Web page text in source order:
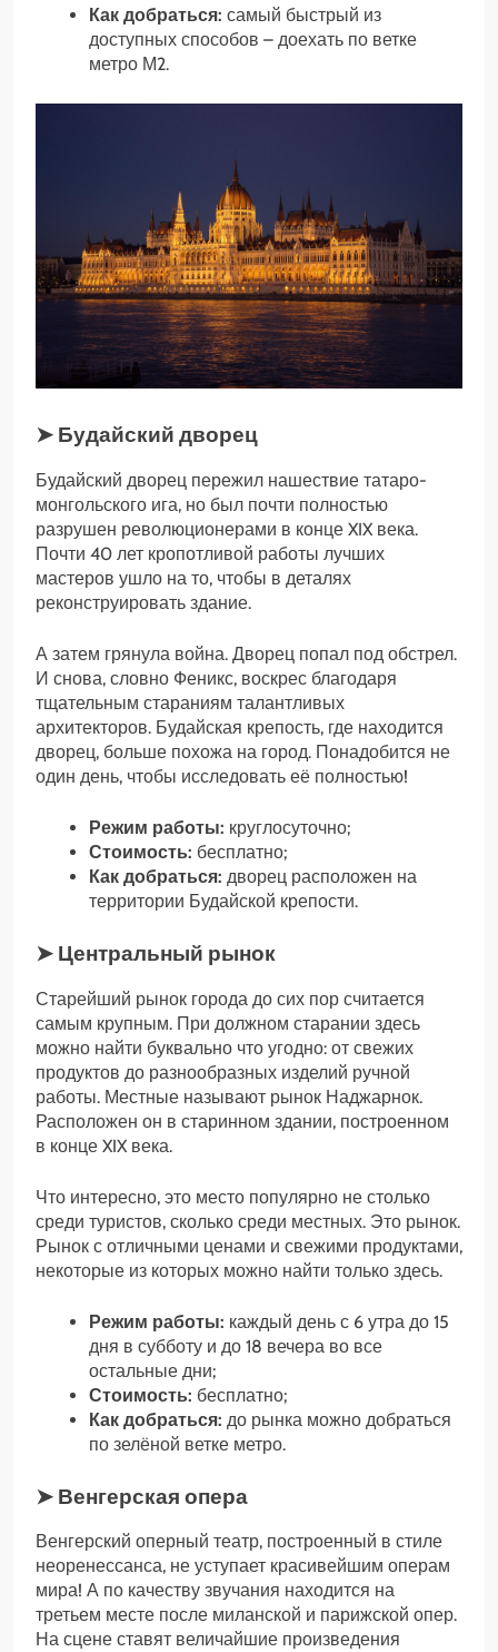
Как добраться: самый быстрый из
доступных способов – доехать по ветке
метро М2.
➤ Будайский дворец
Будайский дворец пережил нашествие татаро-
монгольского ига, но был почти полностью
разрушен революционерами в конце XIX века.
Почти 40 лет кропотливой работы лучших
мастеров ушло на то, чтобы в деталях
реконструировать здание.
А затем грянула война. Дворец попал под обстрел.
И снова, словно Феникс, воскрес благодаря
тщательным стараниям талантливых
архитекторов. Будайская крепость, где находится
дворец, больше похожа на город. Понадобится не
один день, чтобы исследовать её полностью!
Режим работы: круглосуточно;
Стоимость: бесплатно;
Как добраться: дворец расположен на
территории Будайской крепости.
➤ Центральный рынок
Старейший рынок города до сих пор считается
самым крупным. При должном старании здесь
можно найти буквально что угодно: от свежих
продуктов до разнообразных изделий ручной
работы. Местные называют рынок Наджарнок.
Расположен он в старинном здании, построенном
в конце XIX века.
Что интересно, это место популярно не столько
среди туристов, сколько среди местных. Это рынок.
Рынок с отличными ценами и свежими продуктами,
некоторые из которых можно найти только здесь.
Режим работы: каждый день с 6 утра до 15
дня в субботу и до 18 вечера во все
остальные дни;
Стоимость: бесплатно;
Как добраться: до рынка можно добраться
по зелёной ветке метро.
➤ Венгерская опера
Венгерский оперный театр, построенный в стиле
неоренессанса, не уступает красивейшим операм
мира! А по качеству звучания находится на
третьем месте после миланской и парижской опер.
На сцене ставят величайшие произведения